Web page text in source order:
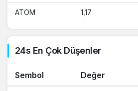
ATOM 1,17
24s En Çok Düşenler
Sembol Değer